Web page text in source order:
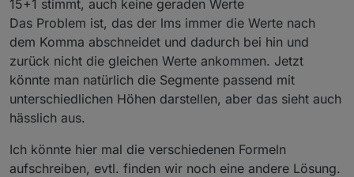
15+1 stimmt, auch keine geraden Werte
Das Problem ist, das der lms immer die Werte nach
dem Komma abschneidet und dadurch bei hin und
zurück nicht die gleichen Werte ankommen. Jetzt
könnte man natürlich die Segmente passend mit
unterschiedlichen Höhen darstellen, aber das sieht auch
hässlich aus.
Ich könnte hier mal die verschiedenen Formeln
aufschreiben, evtl. finden wir noch eine andere Lösung.